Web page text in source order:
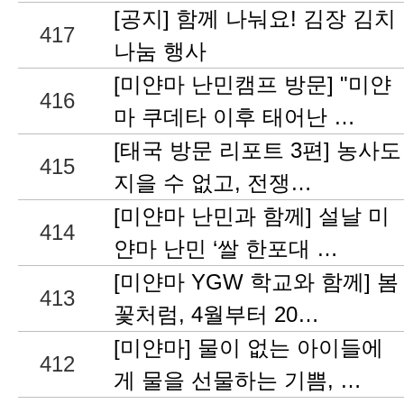
417
[공지] 함께 나눠요! 김장 김치
나눔 행사
416
[미얀마 난민캠프 방문] "미얀
마 쿠데타 이후 태어난 …
415
[태국 방문 리포트 3편] 농사도
지을 수 없고, 전쟁…
414
[미얀마 난민과 함께] 설날 미
얀마 난민 ‘쌀 한포대 …
413
[미얀마 YGW 학교와 함께] 봄
꽃처럼, 4월부터 20…
412
[미얀마] 물이 없는 아이들에
게 물을 선물하는 기쁨, …